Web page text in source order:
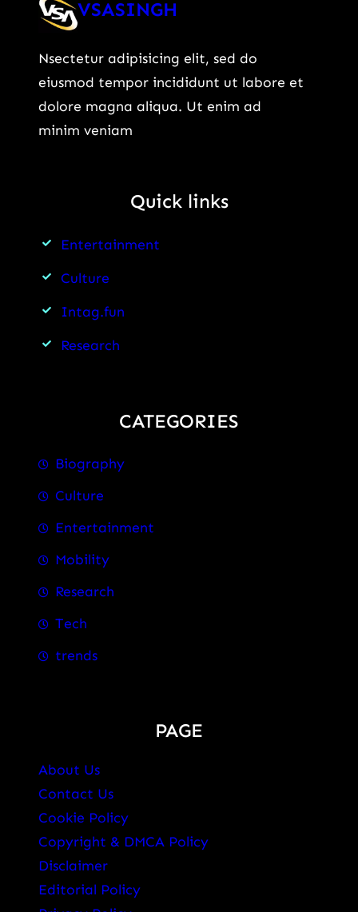
VSASINGH
Nsectetur adipisicing elit, sed do
eiusmod tempor incididunt ut labore et
dolore magna aliqua. Ut enim ad
minim veniam
Quick links
Entertainment
Culture
Intag.fun
Research
CATEGORIES
Biography
Culture
Entertainment
Mobility
Research
Tech
trends
PAGE
About Us
Contact Us
Cookie Policy
Copyright & DMCA Policy
Disclaimer
Editorial Policy